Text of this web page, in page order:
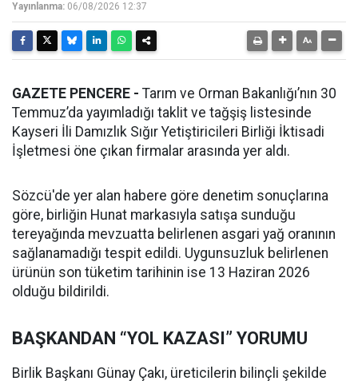
Yayınlanma: 06/08/2026 12:37
GAZETE PENCERE - Tarım ve Orman Bakanlığı’nın 30
Temmuz’da yayımladığı taklit ve tağşiş listesinde
Kayseri İli Damızlık Sığır Yetiştiricileri Birliği İktisadi
İşletmesi öne çıkan firmalar arasında yer aldı.
Sözcü'de yer alan habere göre denetim sonuçlarına
göre, birliğin Hunat markasıyla satışa sunduğu
tereyağında mevzuatta belirlenen asgari yağ oranının
sağlanamadığı tespit edildi. Uygunsuzluk belirlenen
ürünün son tüketim tarihinin ise 13 Haziran 2026
olduğu bildirildi.
BAŞKANDAN “YOL KAZASI” YORUMU
Birlik Başkanı Günay Çakı, üreticilerin bilinçli şekilde